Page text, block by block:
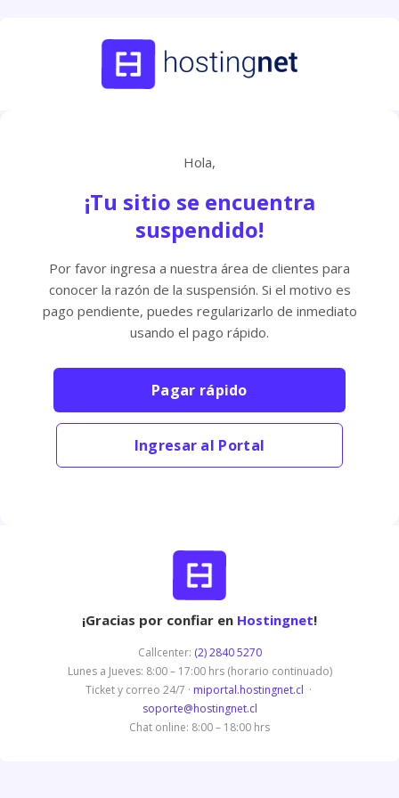
Hola,
¡Tu sitio se encuentra
suspendido!
Por favor ingresa a nuestra área de clientes para
conocer la razón de la suspensión. Si el motivo es
pago pendiente, puedes regularizarlo de inmediato
usando el pago rápido.
Pagar rápido
Ingresar al Portal
¡Gracias por confiar en Hostingnet!
Callcenter: (2) 2840 5270
Lunes a Jueves: 8:00 – 17:00 hrs (horario continuado)
Ticket y correo 24/7 · miportal.hostingnet.cl ·
soporte@hostingnet.cl
Chat online: 8:00 – 18:00 hrs